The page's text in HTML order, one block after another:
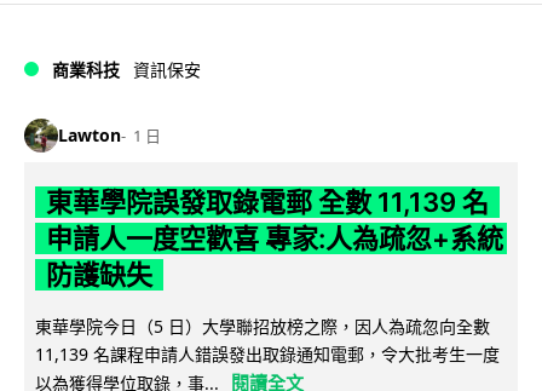
商業科技 資訊保安
Lawton 1 日
東華學院誤發取錄電郵 全數 11,139 名
申請人一度空歡喜 專家:人為疏忽+系統
防護缺失
東華學院今日（5 日）大學聯招放榜之際，因人為疏忽向全數
11,139 名課程申請人錯誤發出取錄通知電郵，令大批考生一度
以為獲得學位取錄，事...
閱讀全文